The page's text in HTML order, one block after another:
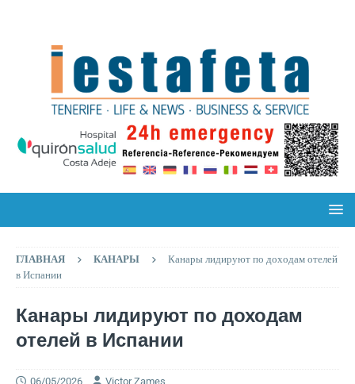
ГЛАВНАЯ КАНАРЫ
Канары лидируют по доходам отелей
в Испании
Канары лидируют по доходам
отелей в Испании
06/05/2026 Victor Zames